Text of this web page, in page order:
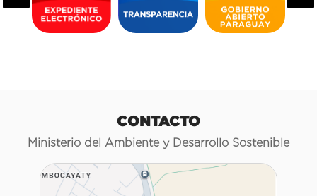
CONTACTO
Ministerio del Ambiente y Desarrollo Sostenible